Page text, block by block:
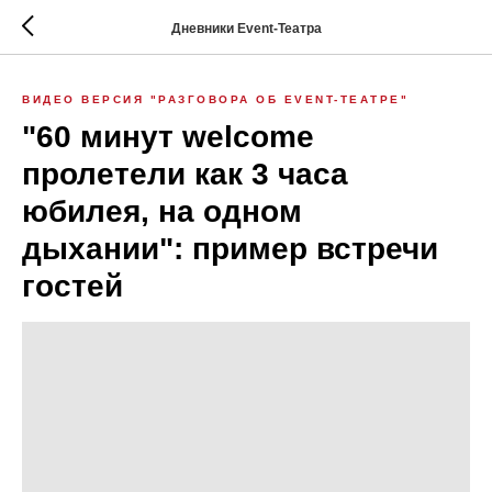
Дневники Event-Театра
ВИДЕО ВЕРСИЯ "РАЗГОВОРА ОБ EVENT-ТЕАТРЕ"
"60 минут welcome
пролетели как 3 часа
юбилея, на одном
дыхании": пример встречи
гостей